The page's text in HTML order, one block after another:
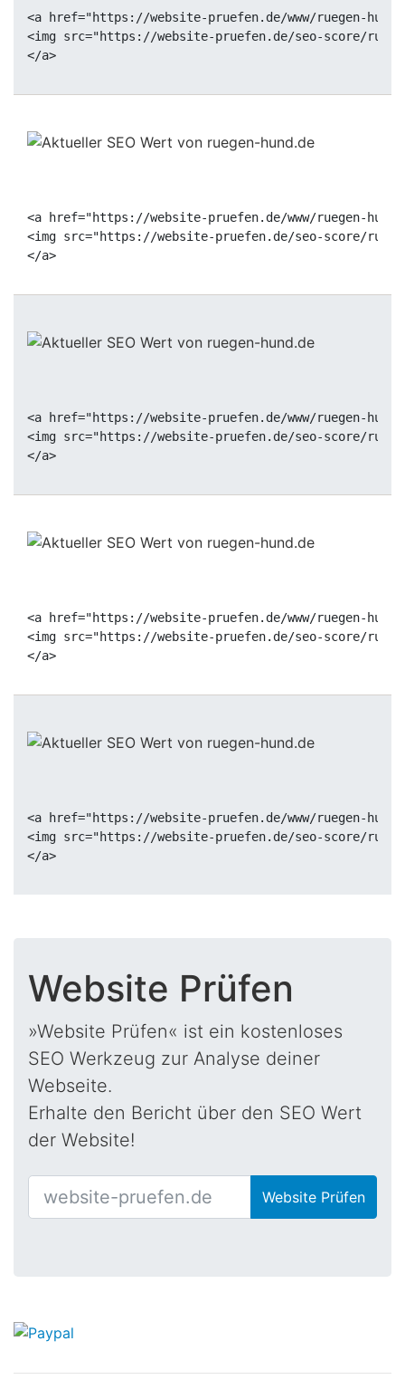
<a href="https://website-pruefen.de/www/ruegen-
<img src="https://website-pruefen.de/seo-score/
<a href="https://website-pruefen.de/www/ruegen-
<img src="https://website-pruefen.de/seo-score/
<a href="https://website-pruefen.de/www/ruegen-
<img src="https://website-pruefen.de/seo-score/
<a href="https://website-pruefen.de/www/ruegen-
<img src="https://website-pruefen.de/seo-score/
<a href="https://website-pruefen.de/www/ruegen-
<img src="https://website-pruefen.de/seo-score/
Website Prüfen
»Website Prüfen« ist ein kostenloses
SEO Werkzeug zur Analyse deiner
Webseite.
Erhalte den Bericht über den SEO Wert
der Website!
Website Prüfen